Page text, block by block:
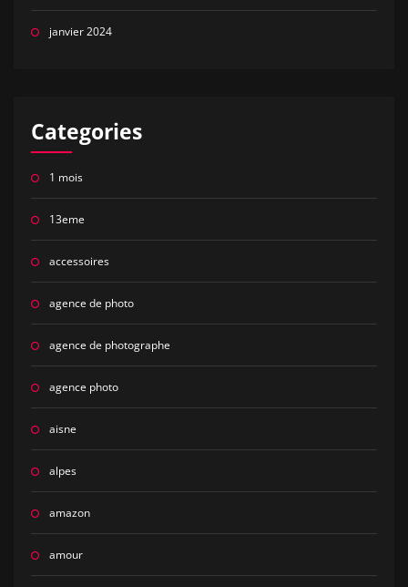
janvier 2024
Categories
1 mois
13eme
accessoires
agence de photo
agence de photographe
agence photo
aisne
alpes
amazon
amour